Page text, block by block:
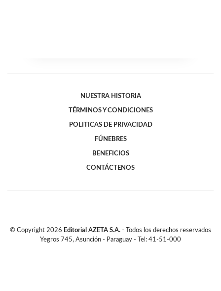
NUESTRA HISTORIA
TÉRMINOS Y CONDICIONES
POLITICAS DE PRIVACIDAD
FÚNEBRES
BENEFICIOS
CONTÁCTENOS
© Copyright 2026 Editorial AZETA S.A. - Todos los derechos reservados
Yegros 745, Asunción - Paraguay - Tel: 41-51-000